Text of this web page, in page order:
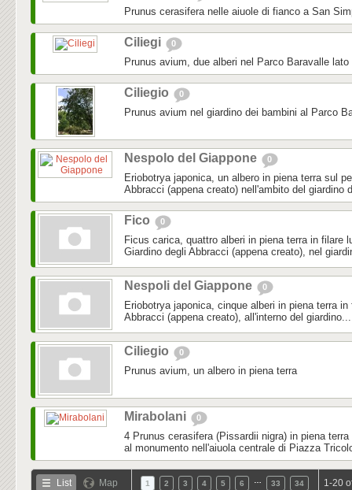
Prunus cerasifera nelle aiuole di fianco a San
Ciliegi 0
Prunus avium, due alberi nel Parco Baravalle
Ciliegio 0
Prunus avium nel giardino dei bambini al Parco
Nespolo del Giappone 0
Eriobotrya japonica, un albero in piena terra sul
Abbracci (appena creato) nell'ambito del giardino
Fico 0
Ficus carica, quattro alberi in piena terra in filare
Giardino degli Abbracci (appena creato), nel
Nespoli del Giappone 0
Eriobotrya japonica, cinque alberi in piena terra
Abbracci (appena creato), all'interno del giardino...
Ciliegio 0
Prunus avium, un albero in piena terra
Mirabolani 0
4 Prunus cerasifera (Pissardii nigra) in piena
al monumento nell'aiuola centrale di Piazza
List Map 1 2 3 4 5 6 33 34 1-20